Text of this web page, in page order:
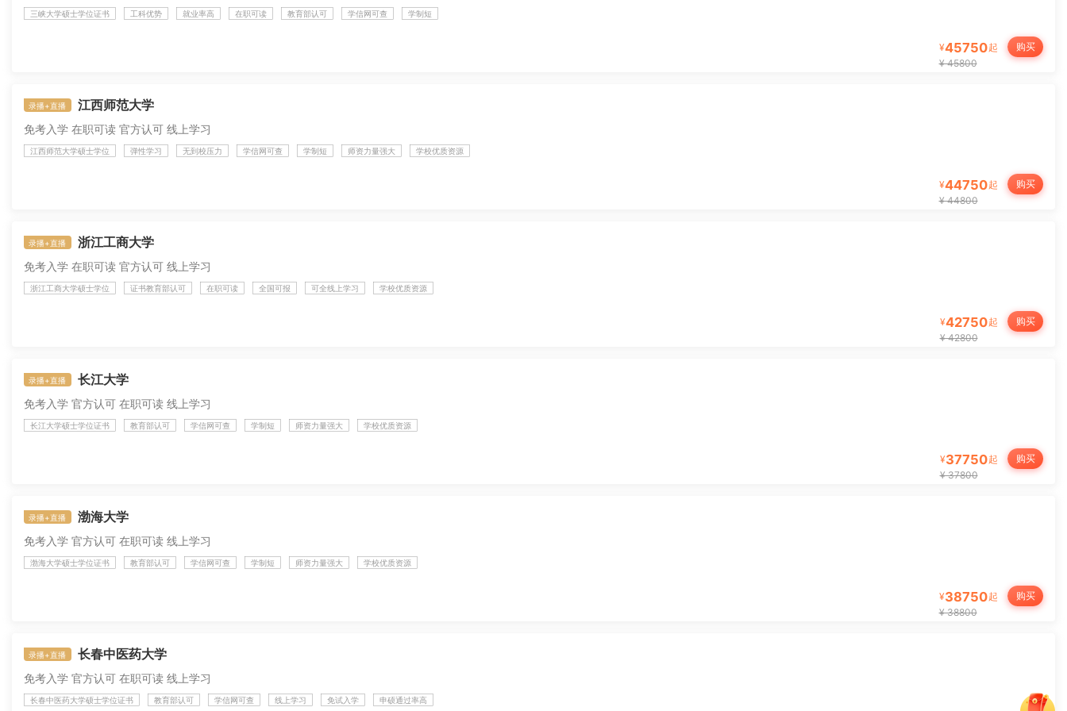
目
三峡大学硕士学位证书 工科优势 就业率高 在职可读 教育部认可 学信网可查 学制短
¥45750起
购买
¥ 45800
录播+直播 江西师范大学
免考入学 在职可读 官方认可 线上学习
江西师范大学硕士学位 弹性学习 无到校压力 学信网可查 学制短 师资力量强大 学校优质资源
¥44750起
购买
¥ 44800
录播+直播 浙江工商大学
免考入学 在职可读 官方认可 线上学习
浙江工商大学硕士学位 证书教育部认可 在职可读 全国可报 可全线上学习 学校优质资源
¥42750起
购买
¥ 42800
录播+直播 长江大学
免考入学 官方认可 在职可读 线上学习
长江大学硕士学位证书 教育部认可 学信网可查 学制短 师资力量强大 学校优质资源
¥37750起
购买
¥ 37800
录播+直播 渤海大学
免考入学 官方认可 在职可读 线上学习
渤海大学硕士学位证书 教育部认可 学信网可查 学制短 师资力量强大 学校优质资源
¥38750起
购买
¥ 38800
录播+直播 长春中医药大学
免考入学 官方认可 在职可读 线上学习
长春中医药大学硕士学位证书 教育部认可 学信网可查 线上学习 免试入学 申硕通过率高